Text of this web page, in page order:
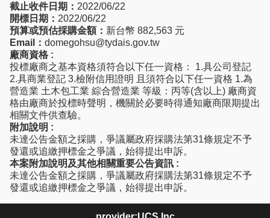
截止收件日期： 2022/06/22
開標日期： 2022/06/22
預算或預估採購金額： 新台幣 882,563 元
Email： domegohsu@tydais.gov.tw
廠商資格 :
投標廠商之基本資格須符合以下任一資格： 1.具公司登記
2.具商業登記 3.檢附信用證明 且須符合以下任一資格 1.為
營造業 土木包工業 綜合營造業 等級：丙等(含以上) 廠商資
格由廠商於投標時聲明，機關於必要時得通知廠商限期提出
相關文件供查驗。
附加說明 :
未達公告金額之採購，爭議屬政府採購法第31條規定不予
發還或追繳押標金之爭議，始得提出申訴。
本案附加說明及其他相關重要公告資訊 :
未達公告金額之採購，爭議屬政府採購法第31條規定不予
發還或追繳押標金之爭議，始得提出申訴。